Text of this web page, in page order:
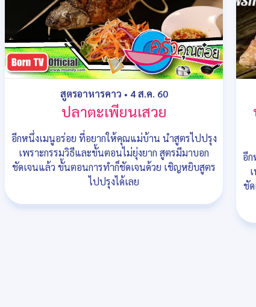
สูตรอาหารคาว • 4 ส.ค. 60
ปลาตะเพียนเสวย
อีกหนึ่งเมนูอร่อย ที่อยากให้คุณแม่บ้าน นำสูตรไปปรุง
เพราะกรรมวิธีและขั้นตอนไม่ยุ่งยาก สูตรมีมาบอก
ชัดเจนแล้ว ขั้นตอนการทำก็ชัดเจนด้วย เชิญหยิบสูตร
ไปปรุงได้เลย
อี
ชั